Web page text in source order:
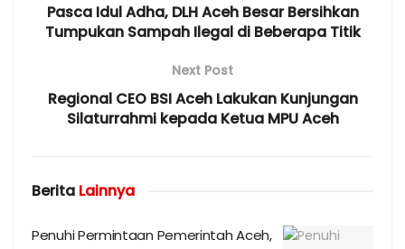
Pasca Idul Adha, DLH Aceh Besar Bersihkan
Tumpukan Sampah Ilegal di Beberapa Titik
Next Post
Regional CEO BSI Aceh Lakukan Kunjungan
Silaturrahmi kepada Ketua MPU Aceh
Berita Lainnya
Penuhi Permintaan Pemerintah Aceh,